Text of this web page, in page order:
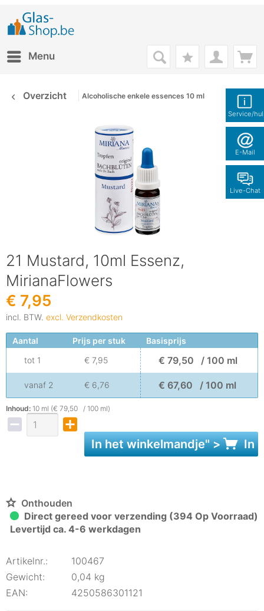
Service/
E-Mail
Live-Chat
Menu
Overzicht Alcoholische enkele essences 10 ml
21 Mustard, 10ml Essenz,
MirianaFlowers
€ 7,95
incl. BTW. excl. Verzendkosten
Aantal Prijs per stuk
Basisprijs
tot 1 € 7,95 € 79,50 / 100 ml
vanaf 2 € 6,76 € 67,60 / 100 ml
Inhoud: 10 ml (€ 79,50 / 100 ml)
In hetwinkelmandje" > In
Onthouden
Direct gereed voor verzending (394 Op Voorraad)
Levertijd ca. 4-6 werkdagen
Artikelnr.:
100467
Gewicht:
0,04 kg
EAN:
4250586301121